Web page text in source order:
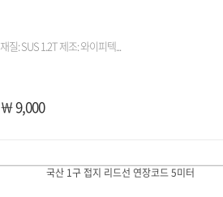
재질: SUS 1.2T 제조: 와이피텍...
￦ 9,000